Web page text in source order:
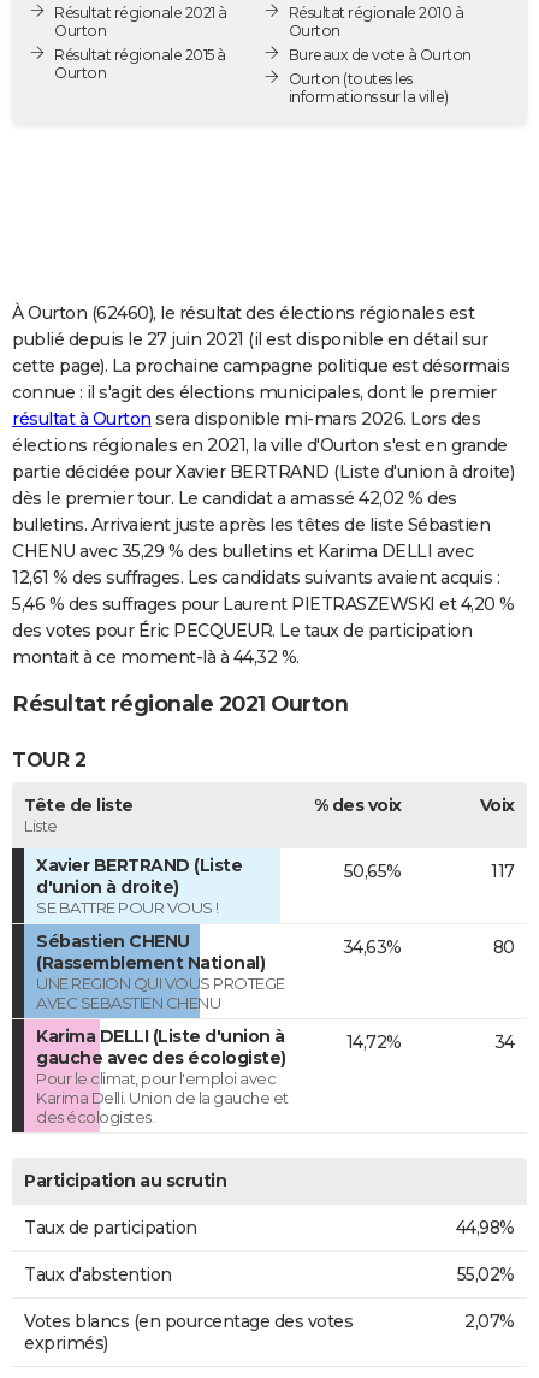
Destinations
City break
Voyage nature
Voyage de noces
Forum
PHOTO
GUIDES D'ACHAT
COPAINS D'AVANT
S'inscrire
Se connecter
Lycées
Collèges
Primaires
Universités
Entreprises
Service militaire
Avis de recherche
AVIS DE DÉCÈS
FORUM
Bricolage
Lifestyle
Culture
Sport
Auto
Television
Voyage
Cinema
Résultat régionale 2021 à
Ourton
Résultat régionale 2015 à
Ourton
Résultat régionale 2010 à
Ourton
Bureaux de vote à Ourton
Ourton (toutes les
informations sur la ville)
À Ourton (62460), le résultat des élections régionales est
publié depuis le 27 juin 2021 (il est disponible en détail sur
cette page). La prochaine campagne politique est désormais
connue : il s'agit des élections municipales, dont le premier
résultat à Ourton sera disponible mi-mars 2026. Lors des
élections régionales en 2021, la ville d'Ourton s'est en grande
partie décidée pour Xavier BERTRAND (Liste d'union à droite)
dès le premier tour. Le candidat a amassé 42,02 % des
bulletins. Arrivaient juste après les têtes de liste Sébastien
CHENU avec 35,29 % des bulletins et Karima DELLI avec
12,61 % des suffrages. Les candidats suivants avaient acquis :
5,46 % des suffrages pour Laurent PIETRASZEWSKI et 4,20 %
des votes pour Éric PECQUEUR. Le taux de participation
montait à ce moment-là à 44,32 %.
Résultat régionale 2021 Ourton
TOUR 2
Tête de liste
Liste
% des voix Voix
Xavier BERTRAND (Liste
d'union à droite)
SE BATTRE POUR VOUS !
50,65% 117
Sébastien CHENU
(Rassemblement National)
UNE REGION QUI VOUS PROTEGE
AVEC SEBASTIEN CHENU
34,63% 80
Karima DELLI (Liste d'union à
gauche avec des écologiste)
Pour le climat, pour l'emploi avec
Karima Delli. Union de la gauche et
des écologistes.
14,72% 34
Participation au scrutin
Taux de participation 44,98%
Taux d'abstention 55,02%
Votes blancs (en pourcentage des votes
exprimés)
2,07%